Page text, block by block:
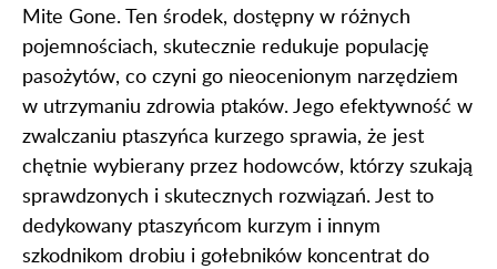
Mite Gone. Ten środek, dostępny w różnych
pojemnościach, skutecznie redukuje populację
pasożytów, co czyni go nieocenionym narzędziem
w utrzymaniu zdrowia ptaków. Jego efektywność w
zwalczaniu ptaszyńca kurzego sprawia, że jest
chętnie wybierany przez hodowców, którzy szukają
sprawdzonych i skutecznych rozwiązań. Jest to
dedykowany ptaszyńcom kurzym i innym
szkodnikom drobiu i gołebników koncentrat do